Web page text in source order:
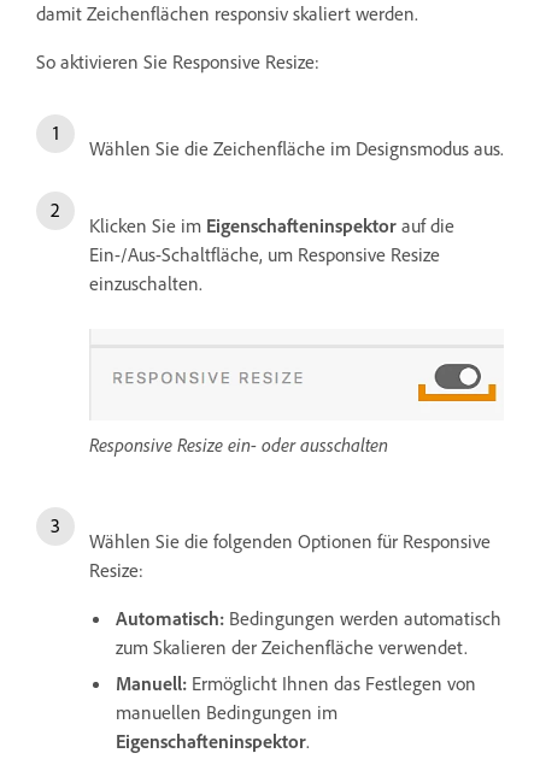
damit Zeichenflächen responsiv skaliert werden.
So aktivieren Sie Responsive Resize:
Wählen Sie die Zeichenfläche im Designsmodus aus.
Klicken Sie im Eigenschafteninspektor auf die
Ein-/Aus-Schaltfläche, um Responsive Resize
einzuschalten.
Responsive Resize ein- oder ausschalten
Wählen Sie die folgenden Optionen für Responsive
Resize:
Automatisch: Bedingungen werden automatisch
zum Skalieren der Zeichenfläche verwendet.
Manuell: Ermöglicht Ihnen das Festlegen von
manuellen Bedingungen im
Eigenschafteninspektor.